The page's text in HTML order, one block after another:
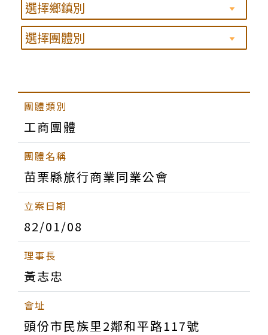
工商團體
苗栗縣旅行商業同業公會
82/01/08
黃志忠
頭份市民族里2鄰和平路117號